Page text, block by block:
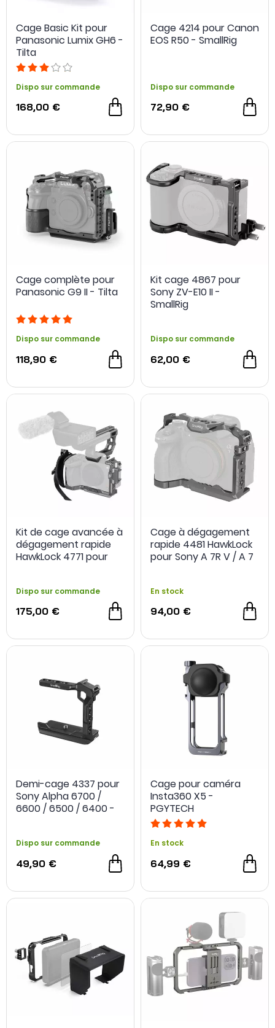
Cage Basic Kit pour
Panasonic Lumix GH6 -
Tilta
Dispo sur commande
168,00 €
Cage 4214 pour Canon
EOS R50 - SmallRig
Dispo sur commande
72,90 €
Cage complète pour
Panasonic G9 II - Tilta
Dispo sur commande
118,90 €
Kit cage 4867 pour
Sony ZV-E10 II -
SmallRig
Dispo sur commande
62,00 €
Kit de cage avancée à
dégagement rapide
HawkLock 4771 pour
Dispo sur commande
175,00 €
Cage à dégagement
rapide 4481 HawkLock
pour Sony A 7R V / A 7
En stock
94,00 €
Demi-cage 4337 pour
Sony Alpha 6700 /
6600 / 6500 / 6400 -
Dispo sur commande
49,90 €
Cage pour caméra
Insta360 X5 -
PGYTECH
En stock
64,99 €